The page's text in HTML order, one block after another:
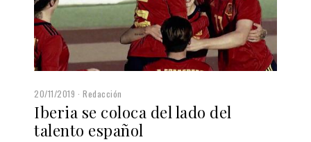
20/11/2019 Redacción
Iberia se coloca del lado del
talento español